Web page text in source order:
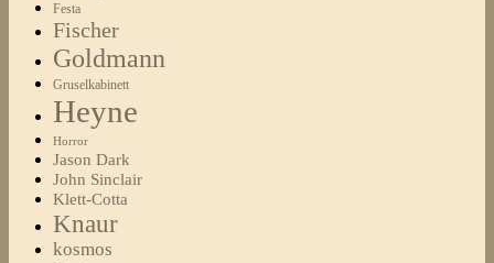
Festa
Fischer
Goldmann
Gruselkabinett
Heyne
Horror
Jason Dark
John Sinclair
Klett-Cotta
Knaur
kosmos